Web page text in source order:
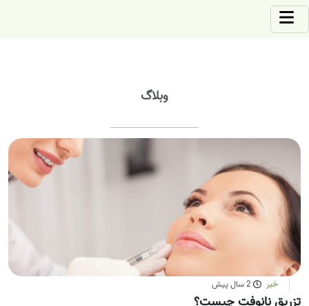
وبلاگ
خبر 2 سال پیش